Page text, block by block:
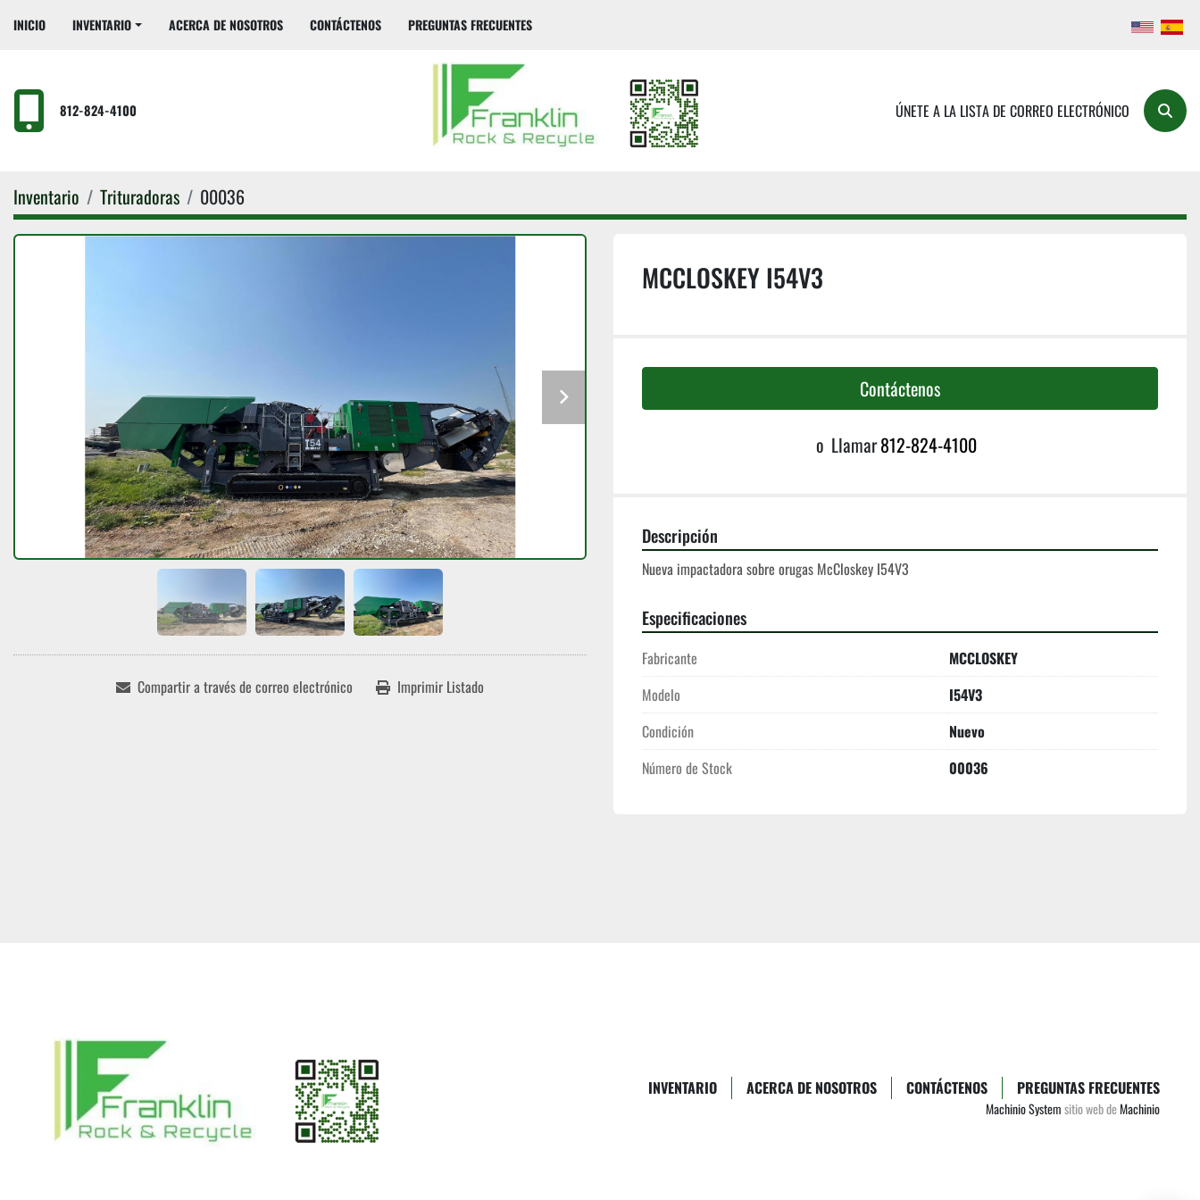
INICIO INVENTARIO ACERCA DE NOSOTROS CONTÁCTENOS PREGUNTAS FRECUENTES
812-824-4100 ÚNETE A LA LISTA DE CORREO ELECTRÓNICO Buscar
Inventario Trituradoras 00036
Compartir a través de correo electrónico Imprimir Listado
MCCLOSKEY I54V3
Contáctenos
o Llamar812-824-4100
Descripción
Nueva impactadora sobre orugas McCloskey I54V3
Especificaciones
Fabricante
MCCLOSKEY
Modelo
I54V3
Condición
Nuevo
Número de Stock
00036
INVENTARIO ACERCA DE NOSOTROS CONTÁCTENOS PREGUNTAS FRECUENTES
Machinio Systemsitio web deMachinio